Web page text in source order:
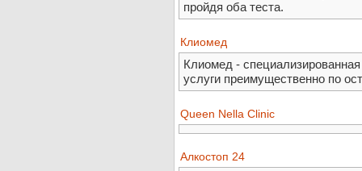
пройдя оба теста.
Клиомед
Клиомед -
услуги преимущественно по
Queen Nella Clinic
Алкостоп 24